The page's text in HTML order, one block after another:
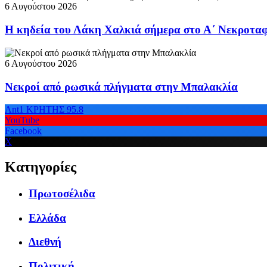
6 Αυγούστου 2026
Η κηδεία του Λάκη Χαλκιά σήμερα στο Α΄
6 Αυγούστου 2026
Νεκροί από ρωσικά πλήγματα στην Μπαλακλία
Ant1 ΚΡΗΤΗΣ 95.8
YouTube
Facebook
X
Κατηγορίες
Πρωτοσέλιδα
Ελλάδα
Διεθνή